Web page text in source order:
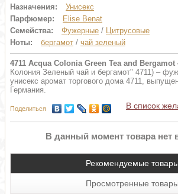
Назначения:
Унисекс
Парфюмер:
Elise Benat
Семейства:
Фужерные / Цитрусовые
Ноты:
бергамот / чай зеленый
4711 Acqua Colonia Green Tea and Bergamot
Колония Зеленый чай и бергамот" 4711) –
унисекс аромат торгового дома 4711,
Германия.
Поделиться В список
В данный момент товара нет
Рекомендуемые товары
Просмотренные товары